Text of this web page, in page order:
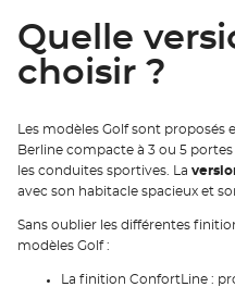
Quelle
choisir ?
Les modèles Golf sont proposés
Berline compacte à 3 ou 5
les conduites sportives. La
avec son habitacle spacieux et
Sans oublier les différentes
modèles Golf :
La finition ConfortLine :